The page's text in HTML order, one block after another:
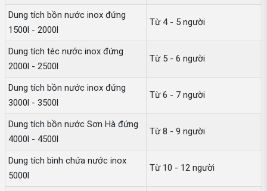
Dung tích bồn nước inox đứng
1500l - 2000l
Từ 4 - 5 người
Dung tích téc nước inox đứng
2000l - 2500l
Từ 5 - 6 người
Dung tích bồn nước inox đứng
3000l - 3500l
Từ 6 - 7 người
Dung tích bồn nước Sơn Hà đứng
4000l - 4500l
Từ 8 - 9 người
Dung tích bình chứa nước inox
5000l
Từ 10 - 12 người